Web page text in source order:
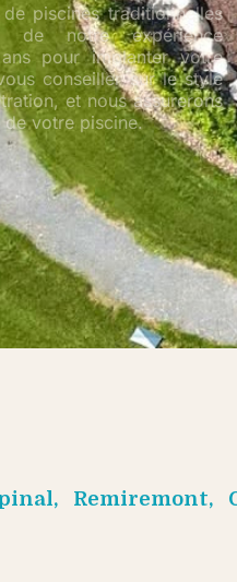
piscines traditionnelles
de notre expérience
pour implanter votre
conseiller sur le style
et nous assurerons
de votre piscine.
Remiremont,